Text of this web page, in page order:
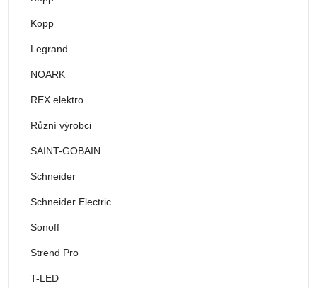
Kopp
Legrand
NOARK
REX elektro
Různí výrobci
SAINT-GOBAIN
Schneider
Schneider Electric
Sonoff
Strend Pro
T-LED